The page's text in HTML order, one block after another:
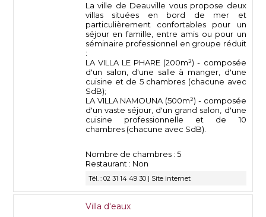
La ville de Deauville vous propose deux
villas situées en bord de mer et
particulièrement confortables pour un
séjour en famille, entre amis ou pour un
séminaire professionnel en groupe réduit
:
LA VILLA LE PHARE (200m²) - composée
d'un salon, d'une salle à manger, d'une
cuisine et de 5 chambres (chacune avec
SdB);
LA VILLA NAMOUNA (500m²) - composée
d'un vaste séjour, d'un grand salon, d'une
cuisine professionnelle et de 10
chambres (chacune avec SdB).
Nombre de chambres : 5
Restaurant : Non
Tél. : 02 31 14 49 30 | Site internet
Villa d'eaux